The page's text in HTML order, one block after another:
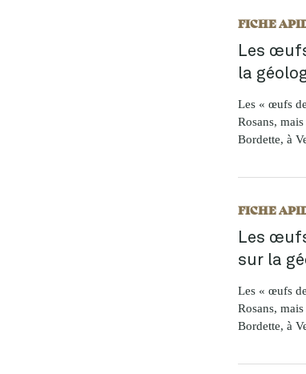
FICHE
Les
la
Les « œufs
Rosans,
Bordette, à
FICHE
Les
sur la
Les « œufs
Rosans,
Bordette, à